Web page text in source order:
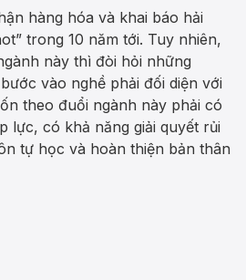
hàng hóa và khai báo hải
trong 10 năm tới. Tuy nhiên,
này thì đòi hỏi những
vào nghề phải đối diện với
theo đuổi ngành này phải có
lực, có khả năng giải quyết rủi
tự học và hoàn thiện bản thân